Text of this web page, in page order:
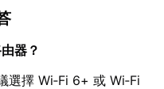
器？
選擇 Wi‑Fi 6+ 或 Wi‑Fi